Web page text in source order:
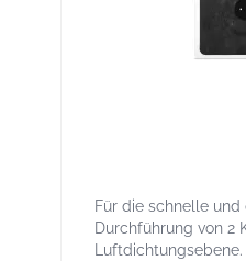
Für die schnelle
Durchführung von 2
Luftdichtungsebene.